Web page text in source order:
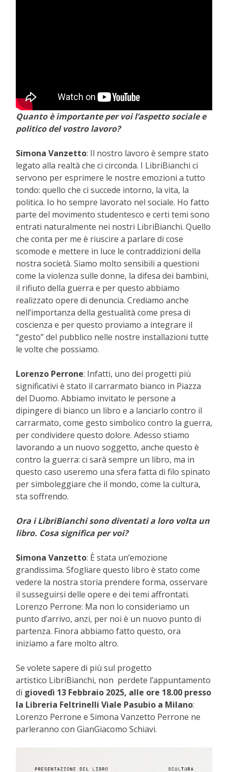
Quanto è importante per voi l’aspetto sociale e
politico del vostro lavoro?
Simona Vanzetto: Il nostro lavoro è sempre stato
legato alla realtà che ci circonda. I LibriBianchi ci
servono per esprimere le nostre emozioni a tutto
tondo: quello che ci succede intorno, la vita, la
politica. Io ho sempre lavorato nel sociale. Ho fatto
parte del movimento studentesco e certi temi sono
entrati naturalmente nei nostri LibriBianchi. Quello
che conta per me è riuscire a parlare di cose
scomode e mettere in luce le contraddizioni della
nostra società. Siamo molto sensibili a questioni
come la violenza sulle donne, la difesa dei bambini,
il rifiuto della guerra e per questo abbiamo
realizzato opere di denuncia. Crediamo anche
nell’importanza della gestualità come presa di
coscienza e per questo proviamo a integrare il
“gesto” del pubblico nelle nostre installazioni tutte
le volte che possiamo.
Lorenzo Perrone: Infatti, uno dei progetti più
significativi è stato il carrarmato bianco in Piazza
del Duomo. Abbiamo invitato le persone a
dipingere di bianco un libro e a lanciarlo contro il
carrarmato, come gesto simbolico contro la guerra,
per condividere questo dolore. Adesso stiamo
lavorando a un nuovo soggetto, anche questo è
contro la guerra: ci sarà sempre un libro, ma in
questo caso useremo una sfera fatta di filo spinato
per simboleggiare che il mondo, come la cultura,
sta soffrendo.
Ora i LibriBianchi sono diventati a loro volta un
libro. Cosa significa per voi?
Simona Vanzetto: È stata un’emozione
grandissima. Sfogliare questo libro è stato come
vedere la nostra storia prendere forma, osservare
il susseguirsi delle opere e dei temi affrontati.
Lorenzo Perrone: Ma non lo consideriamo un
punto d’arrivo, anzi, per noi è un nuovo punto di
partenza. Finora abbiamo fatto questo, ora
iniziamo a fare molto altro.
Se volete sapere di più sul progetto
artistico LibriBianchi, non perdete l’appuntamento
di giovedì 13 Febbraio 2025, alle ore 18.00 presso
la Libreria Feltrinelli Viale Pasubio a Milano:
Lorenzo Perrone e Simona Vanzetto Perrone ne
parleranno con GianGiacomo Schiavi.